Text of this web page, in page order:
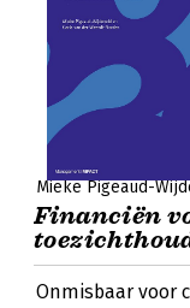
Mieke Pigeaud-
Financiën
Onmisbaar voor